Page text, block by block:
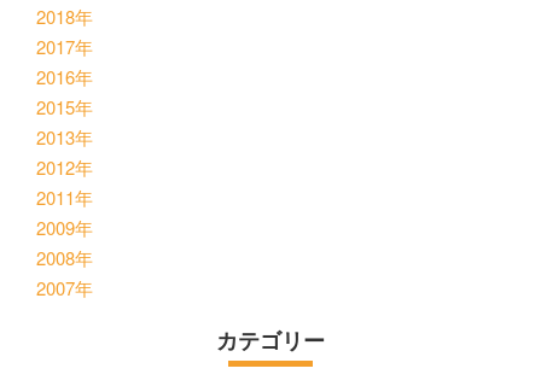
2018年
2017年
2016年
2015年
2013年
2012年
2011年
2009年
2008年
2007年
カテゴリー